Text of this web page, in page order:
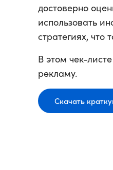
достоверно
использовать
стратегиях, что
В этом чек-
рекламу.
Скачать